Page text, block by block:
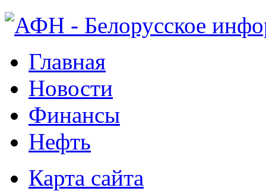
Главная
Новости
Финансы
Нефть
Карта сайта